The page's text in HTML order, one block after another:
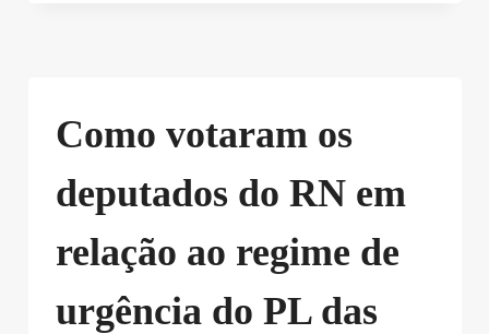
Como votaram os
deputados do RN em
relação ao regime de
urgência do PL das